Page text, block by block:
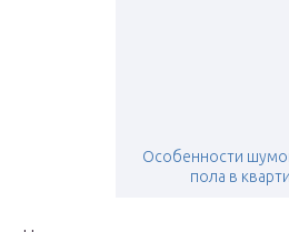
Особенности
пола в